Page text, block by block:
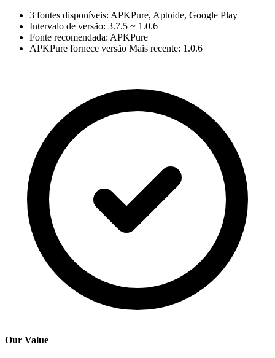
3 fontes disponíveis: APKPure, Aptoide, Google Play
Intervalo de versão: 3.7.5 ~ 1.0.6
Fonte recomendada: APKPure
APKPure fornece versão Mais recente: 1.0.6
Our Value